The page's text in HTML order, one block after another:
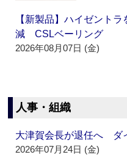
【新製品】ハイゼント
減 CSLベーリング
2026年08月07日 (金)
人事・組織
大津賀会長が退任へ ダ
2026年07月24日 (金)